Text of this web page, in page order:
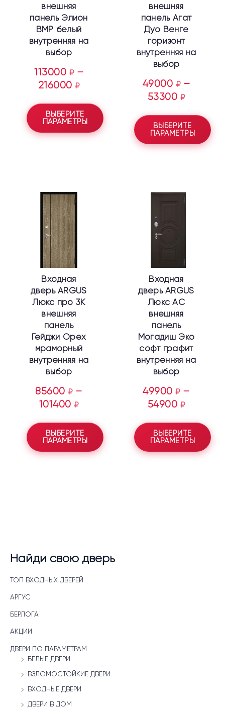
Найди свою дверь
ТОП ВХОДНЫХ ДВЕРЕЙ
АРГУС
БЕРЛОГА
АКЦИИ
ДВЕРИ ПО ПАРАМЕТРАМ
БЕЛЫЕ ДВЕРИ
ВЗЛОМОСТОЙКИЕ ДВЕРИ
ВХОДНЫЕ ДВЕРИ
ДВЕРИ В ДОМ
внешняя
панель Элион
ВМР белый
внутренняя на
выбор
113000 ₽ –
216000 ₽
ВЫБЕРИТЕ
ПАРАМЕТРЫ
внешняя
панель Агат
Дуо Венге
горизонт
внутренняя на
выбор
49000 ₽ –
53300 ₽
ВЫБЕРИТЕ
ПАРАМЕТРЫ
Входная
дверь ARGUS
Люкс про 3К
внешняя
панель
Гейджи Орех
мраморный
внутренняя на
выбор
85600₽ –
101400 ₽
ВЫБЕРИТЕ
ПАРАМЕТРЫ
товар
имеет
несколько
вариаций.
Опции
можно
выбрать
на
странице
товара.
Входная
дверь ARGUS
Люкс АС
внешняя
панель
Могадиш Эко
софт графит
внутренняя на
выбор
49900₽ –
54900 ₽
ВЫБЕРИТЕ
ПАРАМЕТРЫ
товар
выбрать
на
странице
товара.